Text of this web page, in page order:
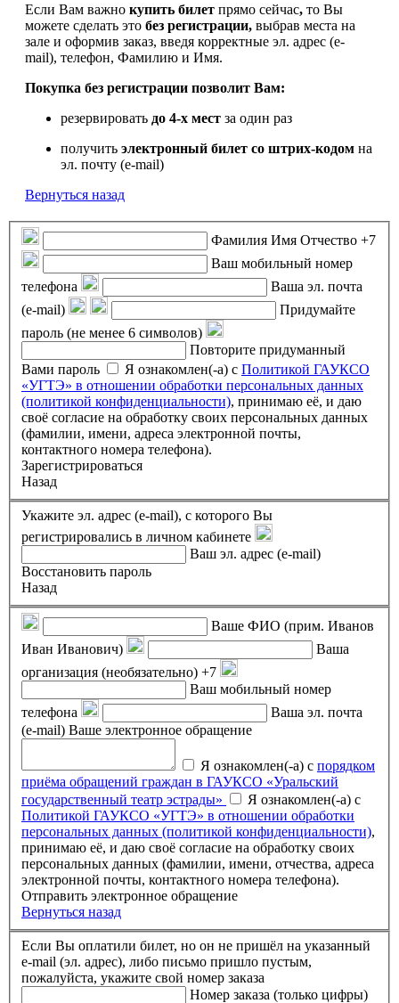
Если Вам важно купить билет прямо сейчас, то Вы
можете сделать это без регистрации, выбрав места на
зале и оформив заказ, введя корректные эл. адрес (e-
mail), телефон, Фамилию и Имя.
Покупка без регистрации позволит Вам:
резервировать до 4-х мест за один раз
получить электронный билет со штрих-кодом на
эл. почту (e-mail)
Вернуться назад
Фамилия Имя Отчество +7
Ваш мобильный номер
телефона
Ваша эл. почта
(e-mail)
Придумайте
пароль (не менее 6 символов)
Повторите придуманный
Вами пароль
Я ознакомлен(-а) с Политикой ГАУКСО
«УГТЭ» в отношении обработки персональных данных
(политикой конфиденциальности), принимаю её, и даю
своё согласие на обработку своих персональных данных
(фамилии, имени, адреса электронной почты,
контактного номера телефона).
Зарегистрироваться
Назад
Укажите эл. адрес (e-mail), с которого Вы
регистрировались в личном кабинете
Ваш эл. адрес (e-mail)
Восстановить пароль
Назад
Ваше ФИО (прим. Иванов
Иван Иванович)
Ваша
организация (необязательно) +7
Ваш мобильный номер
телефона
Ваша эл. почта
(e-mail) Ваше электронное обращение
Я ознакомлен(-а) с порядком
приёма обращений граждан в ГАУКСО «Уральский
государственный театр эстрады»
Я ознакомлен(-а) с
Политикой ГАУКСО «УГТЭ» в отношении обработки
персональных данных (политикой конфиденциальности),
принимаю её, и даю своё согласие на обработку своих
персональных данных (фамилии, имени, отчества, адреса
электронной почты, контактного номера телефона).
Отправить электронное обращение
Вернуться назад
Если Вы оплатили билет, но он не пришёл на указанный
e-mail (эл. адрес), либо письмо пришло пустым,
пожалуйста, укажите свой номер заказа
Номер заказа (только цифры)